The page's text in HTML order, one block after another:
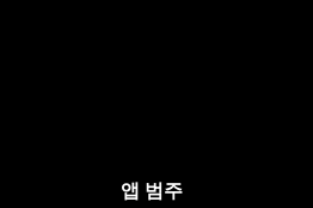
앱 범주